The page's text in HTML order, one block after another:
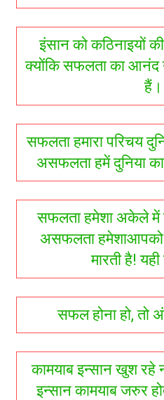
इंसान को कठिनाइयों
क्योंकि सफलता का आनंद
हैं।
सफलता हमारा परिचय
असफलता हमें दुनिया
सफलता हमेशा अकेले में
असफलता हमेशाआपको
मारती है!
सफल होना हो, तो
कामयाब इन्सान खुश रहे
इन्सान कामयाब जरुर